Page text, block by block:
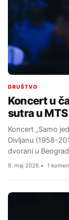
DRUŠTVO
Koncert u
sutra u
Koncert „Samo
Divljanu (1958-
dvorani u
9. maj 2026. 1